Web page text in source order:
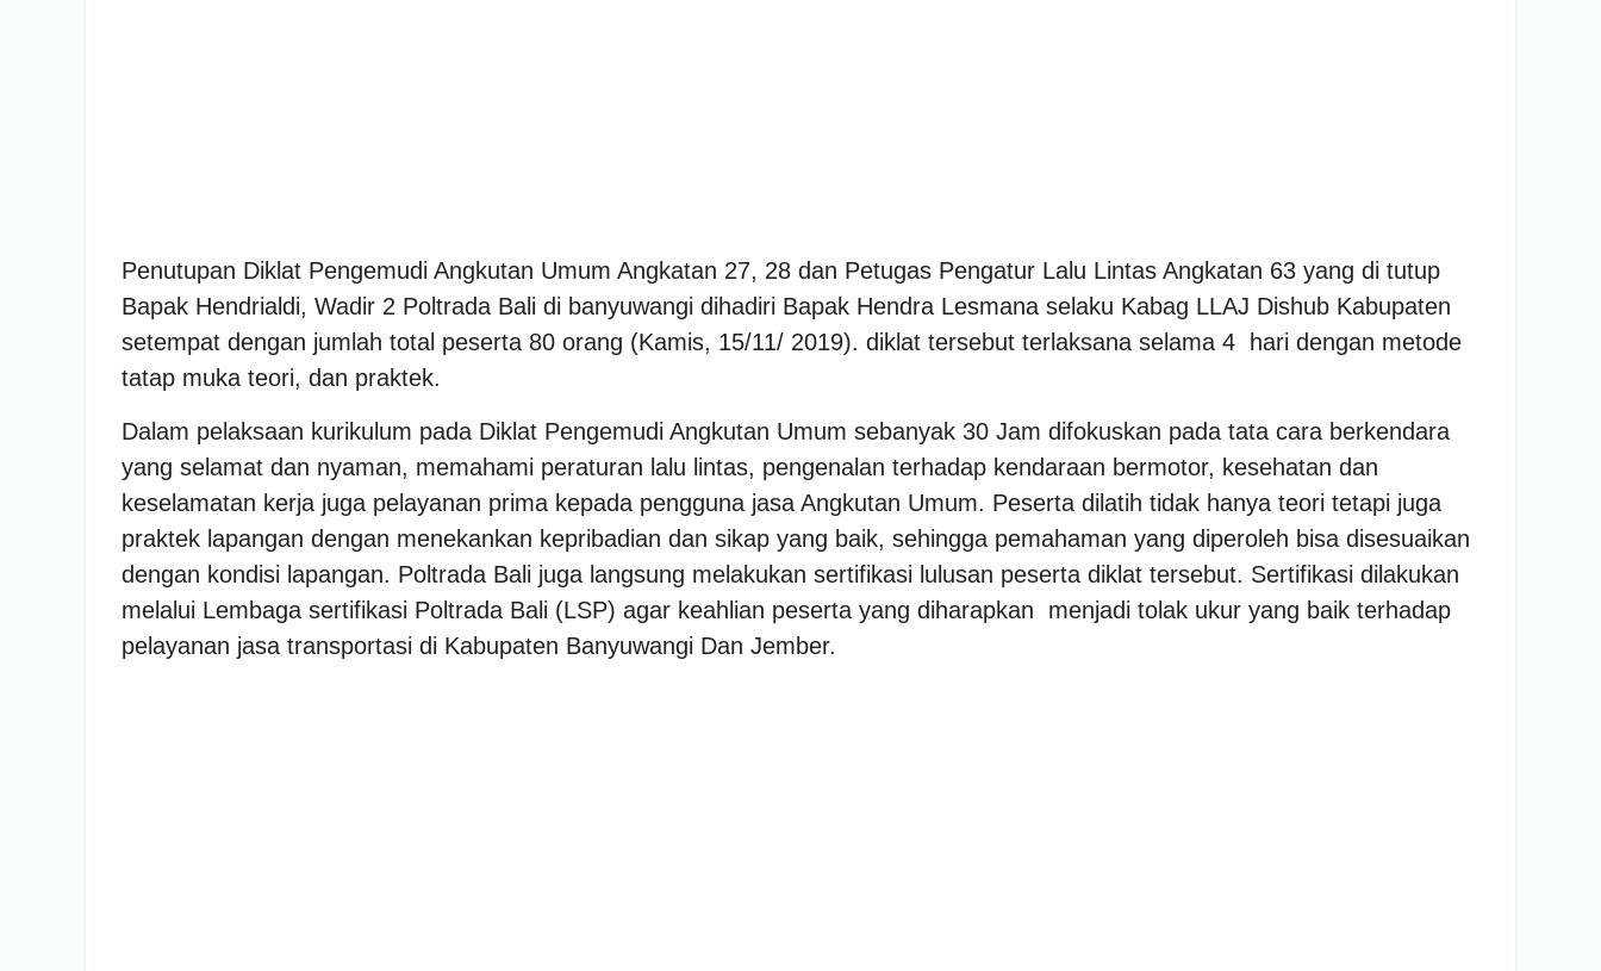
Penutupan Diklat Pengemudi Angkutan Umum Angkatan 27, 28 dan Petugas Pengatur Lalu Lintas Angkatan 63 yang di tutup
Bapak Hendrialdi, Wadir 2 Poltrada Bali di banyuwangi dihadiri Bapak Hendra Lesmana selaku Kabag LLAJ Dishub Kabupaten
setempat dengan jumlah total peserta 80 orang (Kamis, 15/11/ 2019). diklat tersebut terlaksana selama 4 hari dengan metode
tatap muka teori, dan praktek.
Dalam pelaksaan kurikulum pada Diklat Pengemudi Angkutan Umum sebanyak 30 Jam difokuskan pada tata cara berkendara
yang selamat dan nyaman, memahami peraturan lalu lintas, pengenalan terhadap kendaraan bermotor, kesehatan dan
keselamatan kerja juga pelayanan prima kepada pengguna jasa Angkutan Umum. Peserta dilatih tidak hanya teori tetapi juga
praktek lapangan dengan menekankan kepribadian dan sikap yang baik, sehingga pemahaman yang diperoleh bisa disesuaikan
dengan kondisi lapangan. Poltrada Bali juga langsung melakukan sertifikasi lulusan peserta diklat tersebut. Sertifikasi dilakukan
melalui Lembaga sertifikasi Poltrada Bali (LSP) agar keahlian peserta yang diharapkan menjadi tolak ukur yang baik terhadap
pelayanan jasa transportasi di Kabupaten Banyuwangi Dan Jember.